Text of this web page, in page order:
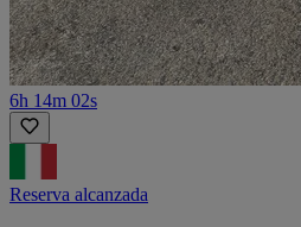
6h 14m 02s
Reserva alcanzada